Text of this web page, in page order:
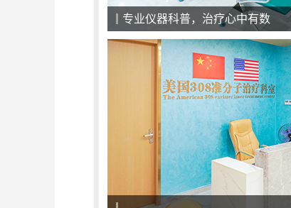
医院候诊大厅，一切以患者为中心
308准分子激光治疗系统